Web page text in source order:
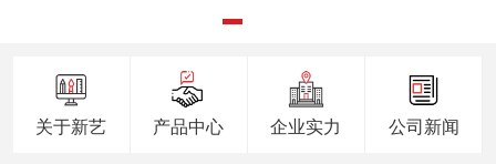
关于新艺 产品中心 企业实力 公司新闻